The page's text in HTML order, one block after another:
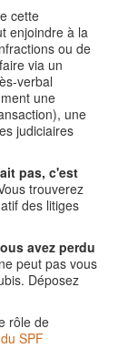
cette
enjoindre à la
ou de
via un
verbal
une
une
judiciaires
pas, c'est
trouverez
des litiges
avez perdu
peut pas vous
Déposez
rôle de
SPF